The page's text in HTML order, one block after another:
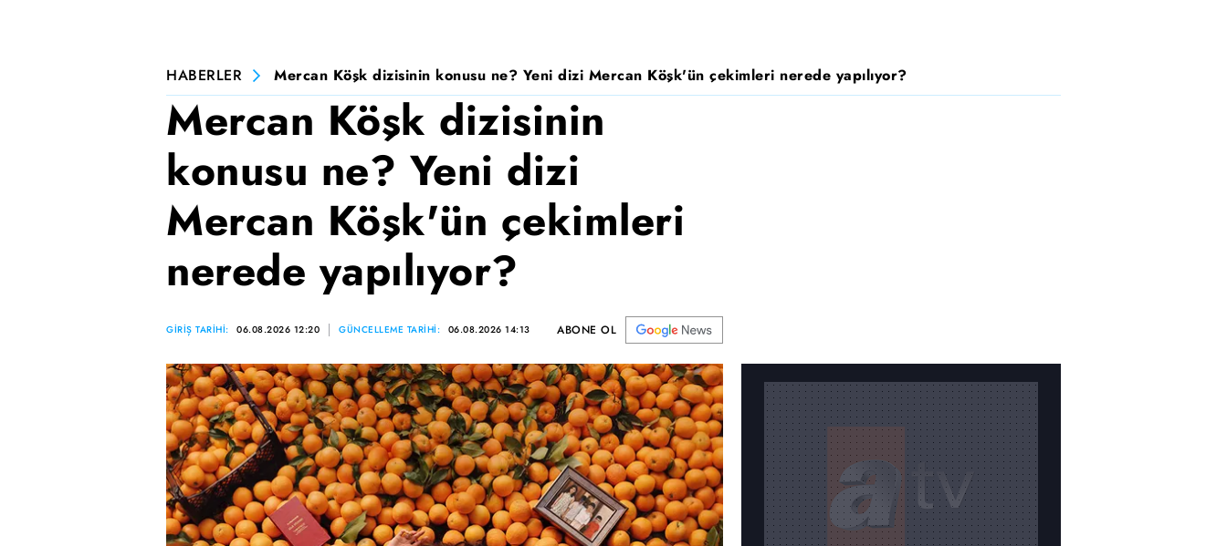
HABERLER Mercan Köşk dizisinin konusu ne? Yeni dizi Mercan Köşk'ün çekimleri nerede yapılıyor?
Mercan Köşk dizisinin
konusu ne? Yeni dizi
Mercan Köşk'ün çekimleri
nerede yapılıyor?
GİRİŞ TARİHİ: 06.08.2026 12:20 GÜNCELLEME TARİHİ: 06.08.2026 14:13 ABONE OL